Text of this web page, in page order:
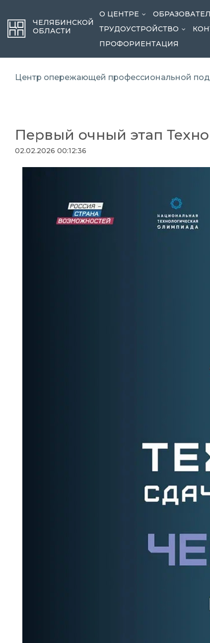
ЧЕЛЯБИНСКОЙ
ОБЛАСТИ
О ЦЕНТРЕ
ТРУДОУСТРОЙСТВО
ПРОФОРИЕНТАЦИЯ
Центр опережающей профессиональной
Первый очный этап
02.02.2026 00:12:36